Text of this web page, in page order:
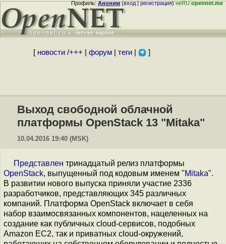
Профиль:Аноним(вход|регистрация)неRUopennet.me
[ новости/+++ форум| теги| ]
Выход свободной облачной
платформы OpenStack 13 "Mitaka"
10.04.2016 19:40 (MSK)
Представлен тринадцатый релиз платформы
OpenStack, выпущенный под кодовым именем "Mitaka".
В развитии нового выпуска приняли участие 2336
разработчиков, представляющих 345 различных
компаний. Платформа OpenStack включает в себя
набор взаимосвязанных компонентов, нацеленных на
создание как публичных cloud-сервисов, подобных
Amazon EC2, так и приватных cloud-окружений,